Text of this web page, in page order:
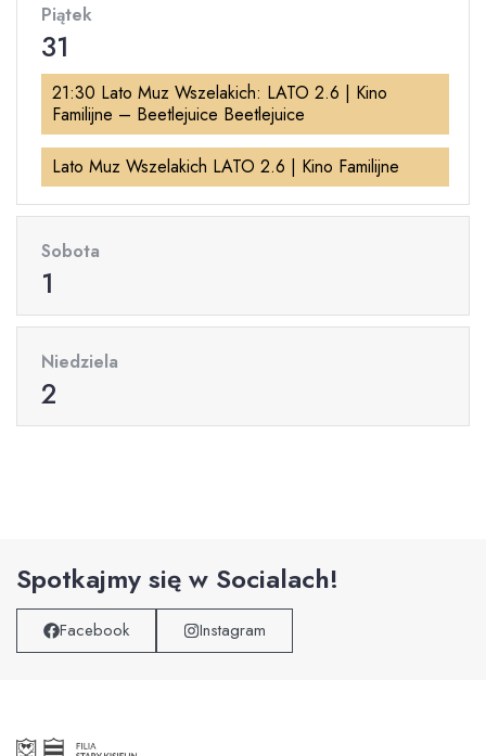
Piątek
31
21:30 Lato Muz Wszelakich: LATO 2.6 | Kino
Familijne – Beetlejuice Beetlejuice
Lato Muz Wszelakich LATO 2.6 | Kino Familijne
Sobota
1
Niedziela
2
Spotkajmy się w Socialach!
Facebook Instagram